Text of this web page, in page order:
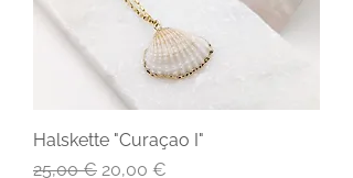
Halskette "Curaçao I"
Standardpreis
25,00 € Sale-Preis
20,00 €